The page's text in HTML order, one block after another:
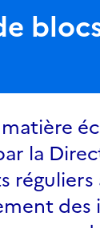
matière
la